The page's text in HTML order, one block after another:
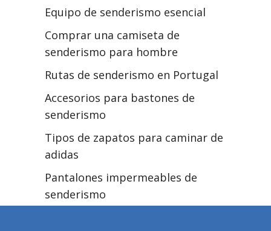
Equipo de senderismo esencial
Comprar una camiseta de
senderismo para hombre
Rutas de senderismo en Portugal
Accesorios para bastones de
senderismo
Tipos de zapatos para caminar de
adidas
Pantalones impermeables de
senderismo